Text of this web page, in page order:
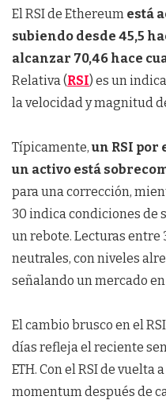
El RSI de Ethereum está
subiendo desde 45,5
alcanzar 70,46 hace
Relativa (RSI) es un
la velocidad y magnitud
Típicamente, un RSI por
un activo está
para una corrección,
30 indica condiciones de
un rebote. Lecturas entre
neutrales, con niveles
señalando un mercado
El cambio brusco en el
días refleja el reciente
ETH. Con el RSI de vuelta
momentum después de